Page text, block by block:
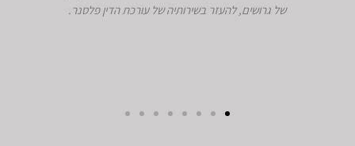
של גרושים, להעזר בשירותיה של עורכת הדין פלסנר.